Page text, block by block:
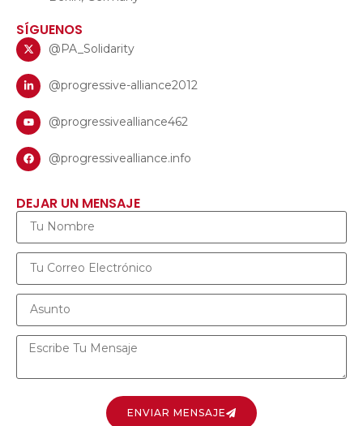
SÍGUENOS
@PA_Solidarity
@progressive-alliance2012
@progressivealliance462
@progressivealliance.info
DEJAR UN MENSAJE
ENVIAR MENSAJE